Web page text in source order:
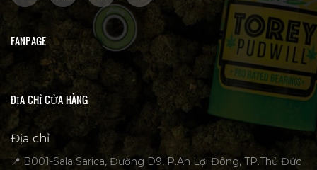
FANPAGE
ĐỊA CHỈ CỬA HÀNG
Địa chỉ
📍 B001-Sala Sarica, Đường D9, P.An Lợi Đông, TP.Thủ Đức